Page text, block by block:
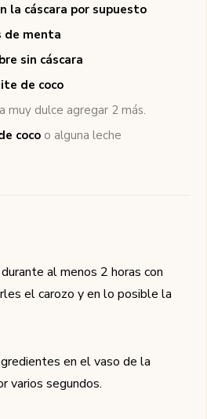
la cáscara por supuesto
de menta
sin cáscara
de coco
muy dulce agregar 2 más.
coco o alguna leche
al menos 2 horas con
el carozo y en lo posible la
en el vaso de la
varios segundos.